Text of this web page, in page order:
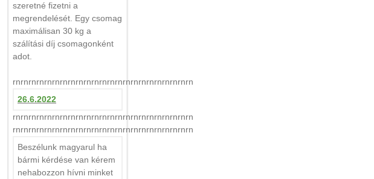
szeretné fizetni a
megrendelését. Egy csomag
maximálisan 30 kg a
szálítási díj csomagonként
adot.
rnrnrnrnrnrnrnrnrnrnrnrnrnrnrnrnrnrnrnrnrnrnrn
26.6.2022
rnrnrnrnrnrnrnrnrnrnrnrnrnrnrnrnrnrnrnrnrnrnrn
rnrnrnrnrnrnrnrnrnrnrnrnrnrnrnrnrnrnrnrnrnrnrn
Beszélunk magyarul ha
bármi kérdése van kérem
nehabozzon hívni minket